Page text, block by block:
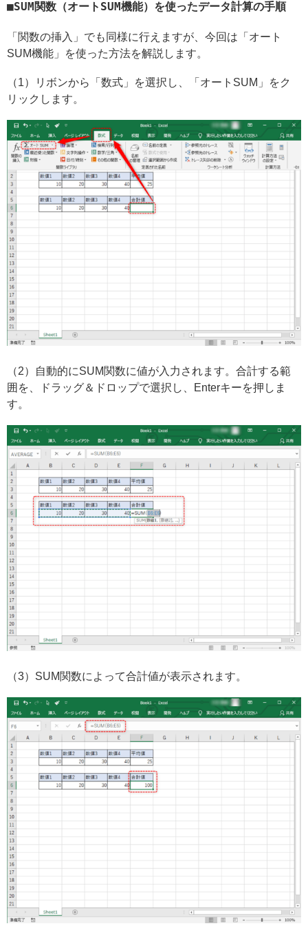
SUM関数（オートSUM機能）を使ったデータ計算の手順
「関数の挿入」でも同様に行えますが、今回は「オート
SUM機能」を使った方法を解説します。
（1）リボンから「数式」を選択し、「オートSUM」をク
リックします。
（2）自動的にSUM関数に値が入力されます。合計する範
囲を、ドラッグ＆ドロップで選択し、Enterキーを押しま
す。
（3）SUM関数によって合計値が表示されます。